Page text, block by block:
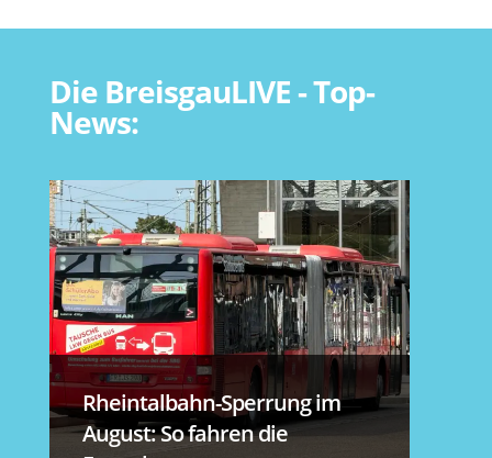
Die BreisgauLIVE - Top-
News:
Rheintalbahn-Sperrung im
August: So fahren die